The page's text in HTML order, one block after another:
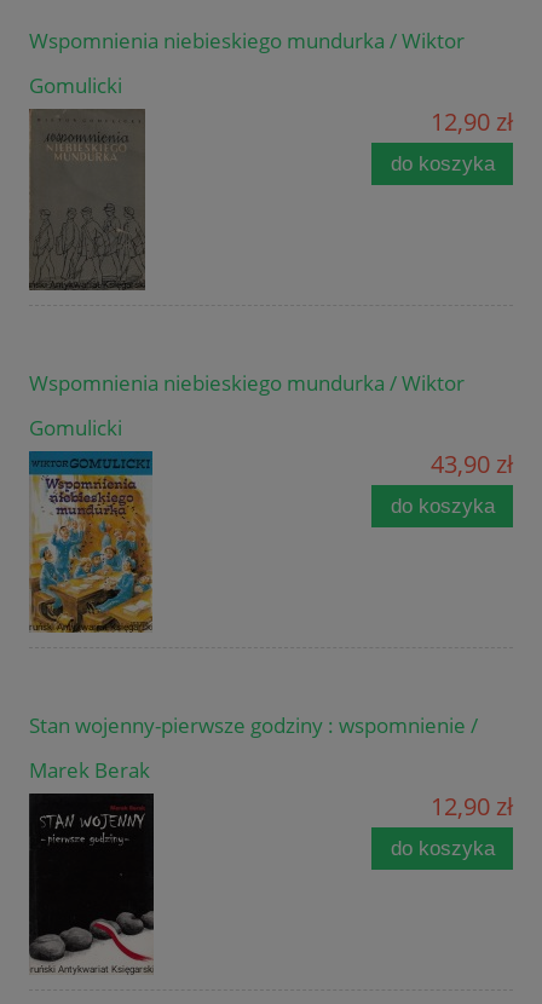
Wspomnienia niebieskiego mundurka / Wiktor
Gomulicki
12,90 zł
do koszyka
Wspomnienia niebieskiego mundurka / Wiktor
Gomulicki
43,90 zł
do koszyka
Stan wojenny-pierwsze godziny : wspomnienie /
Marek Berak
12,90 zł
do koszyka